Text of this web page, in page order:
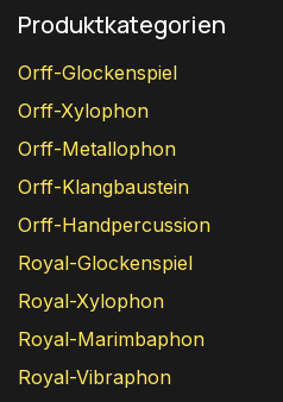
Produktkategorien
Orff-Glockenspiel
Orff-Xylophon
Orff-Metallophon
Orff-Klangbaustein
Orff-Handpercussion
Royal-Glockenspiel
Royal-Xylophon
Royal-Marimbaphon
Royal-Vibraphon